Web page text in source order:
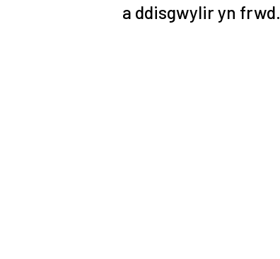
a ddisgwylir yn frwd.